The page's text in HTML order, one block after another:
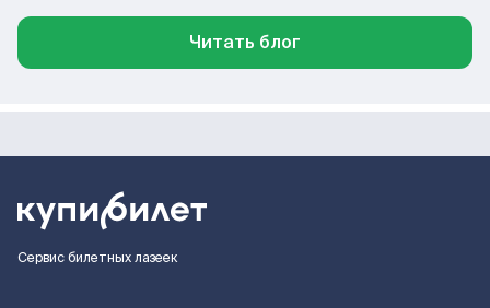
Читать блог
Сервис билетных лазеек